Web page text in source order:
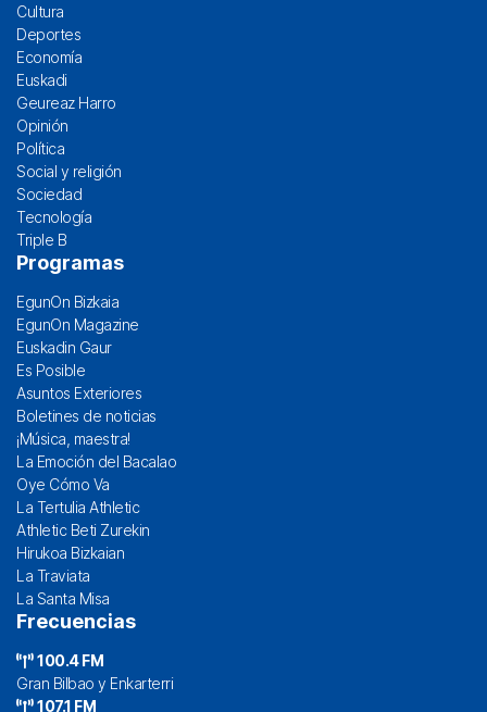
Cultura
Deportes
Economía
Euskadi
Geureaz Harro
Opinión
Política
Social y religión
Sociedad
Tecnología
Triple B
Programas
EgunOn Bizkaia
EgunOn Magazine
Euskadin Gaur
Es Posible
Asuntos Exteriores
Boletines de noticias
¡Música, maestra!
La Emoción del Bacalao
Oye Cómo Va
La Tertulia Athletic
Athletic Beti Zurekin
Hirukoa Bizkaian
La Traviata
La Santa Misa
Frecuencias
100.4 FM
Gran Bilbao y Enkarterri
107.1 FM